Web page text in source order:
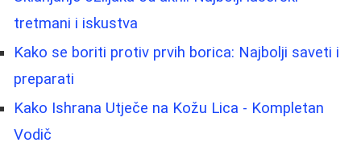
tretmani i iskustva
Kako se boriti protiv prvih borica: Najbolji saveti i
preparati
Kako Ishrana Utječe na Kožu Lica - Kompletan
Vodič